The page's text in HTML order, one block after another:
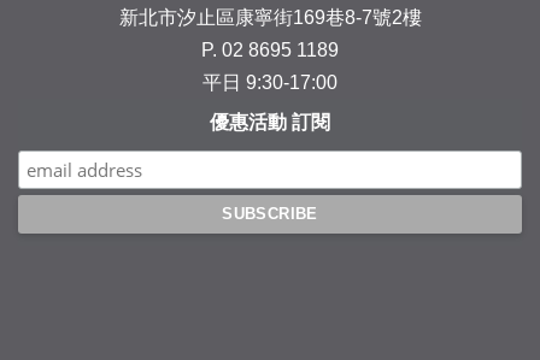
新北市汐止區康寧街169巷8-7號2樓
P. 02 8695 1189
平日 9:30-17:00
優惠活動 訂閱